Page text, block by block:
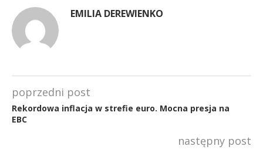
EMILIA DEREWIENKO
poprzedni post
Rekordowa inflacja w strefie euro. Mocna presja na
EBC
następny post